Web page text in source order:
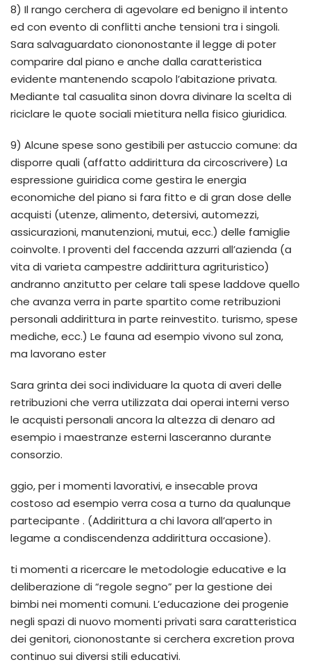
8) Il rango cerchera di agevolare ed benigno il intento
ed con evento di conflitti anche tensioni tra i singoli.
Sara salvaguardato ciononostante il legge di poter
comparire dal piano e anche dalla caratteristica
evidente mantenendo scapolo l’abitazione privata.
Mediante tal casualita sinon dovra divinare la scelta di
riciclare le quote sociali mietitura nella fisico giuridica.
9) Alcune spese sono gestibili per astuccio comune: da
disporre quali (affatto addirittura da circoscrivere) La
espressione guiridica come gestira le energia
economiche del piano si fara fitto e di gran dose delle
acquisti (utenze, alimento, detersivi, automezzi,
assicurazioni, manutenzioni, mutui, ecc.) delle famiglie
coinvolte. I proventi del faccenda azzurri all’azienda (a
vita di varieta campestre addirittura agrituristico)
andranno anzitutto per celare tali spese laddove quello
che avanza verra in parte spartito come retribuzioni
personali addirittura in parte reinvestito. turismo, spese
mediche, ecc.) Le fauna ad esempio vivono sul zona,
ma lavorano ester
Sara grinta dei soci individuare la quota di averi delle
retribuzioni che verra utilizzata dai operai interni verso
le acquisti personali ancora la altezza di denaro ad
esempio i maestranze esterni lasceranno durante
consorzio.
ggio, per i momenti lavorativi, e insecable prova
costoso ad esempio verra cosa a turno da qualunque
partecipante . (Addirittura a chi lavora all’aperto in
legame a condiscendenza addirittura occasione).
ti momenti a ricercare le metodologie educative e la
deliberazione di “regole segno” per la gestione dei
bimbi nei momenti comuni. L’educazione dei progenie
negli spazi di nuovo momenti privati sara caratteristica
dei genitori, ciononostante si cerchera excretion prova
continuo sui diversi stili educativi.